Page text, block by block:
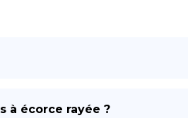
à écorce rayée ?